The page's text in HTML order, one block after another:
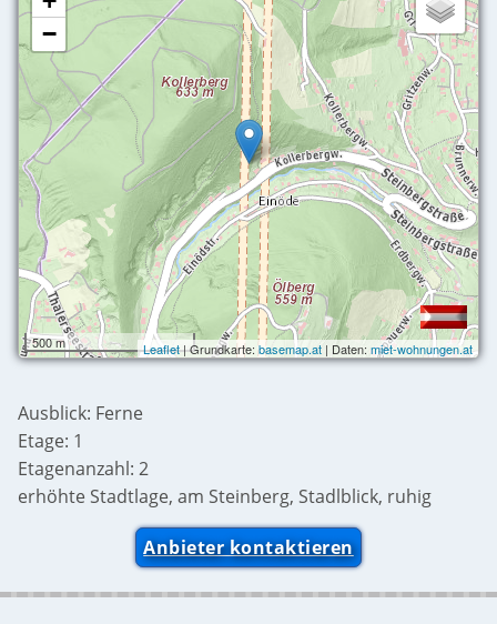
−
500 m Leaflet| Grundkarte:basemap.at| Daten:miet-wohnungen.at
Ausblick: Ferne
Etage: 1
Etagenanzahl: 2
erhöhte Stadtlage, am Steinberg, Stadlblick, ruhig
Anbieter kontaktieren